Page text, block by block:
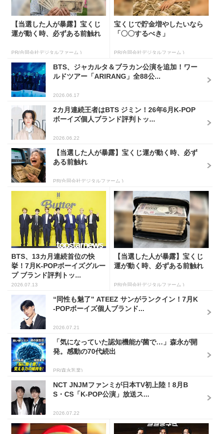
【当選した人が暴露】宝くじ
運が動く時、必ずある前触れ
PR(合同会社デジタルファーム )
宝くじで貯金増やしたいなら
「〇〇するべき」
PR(合同会社デジタルファーム )
BTS、ジャカルタ＆ブラカン公演を追加！ワー
ルドツアー「ARIRANG」全88公...
2026.06.17
2カ月連続王者はBTS ジミン！26年6月K-POP
ボーイズ個人ブランド評判トッ...
2026.06.22
【当選した人が暴露】宝くじ運が動く時、必ず
ある前触れ
PR(合同会社デジタルファーム )
BTS、13カ月連続首位の快
挙！7月K-POPボーイズグルー
プ ブランド評判トッ...
2026.07.13
【当選した人が暴露】宝くじ
運が動く時、必ずある前触れ
PR(合同会社デジタルファーム )
“同性も魅了” ATEEZ サンがランクイン！7月K
-POPボーイズ個人ブランド...
2026.07.21
「気になっていた認知機能が菌で…」森永が開
発。感動の70代続出
PR(森永乳業)
NCT JNJMファンミが日本TV初上陸！8月B
S・CS「K-POP公演」放送ス...
2026.07.22